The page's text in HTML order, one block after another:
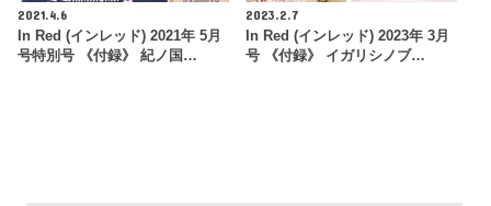
2021.4.6
In Red (インレッド) 2021年 5月
号特別号 《付録》 紀ノ国…
2023.2.7
In Red (インレッド) 2023年 3月
号 《付録》 イガリシノブ…